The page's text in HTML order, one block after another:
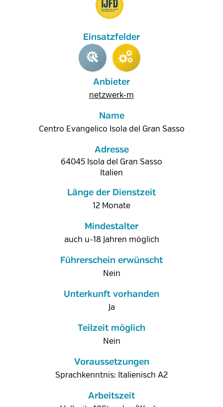
Anbieter
netzwerk-m
Name
Centro Evangelico Isola del Gran Sasso
Adresse
64045 Isola del Gran Sasso
Italien
Länge der Dienstzeit
12 Monate
Mindestalter
auch u-18 Jahren möglich
Führerschein erwünscht
Nein
Unterkunft vorhanden
Ja
Teilzeit möglich
Nein
Voraussetzungen
Sprachkenntnis: Italienisch A2
Arbeitszeit